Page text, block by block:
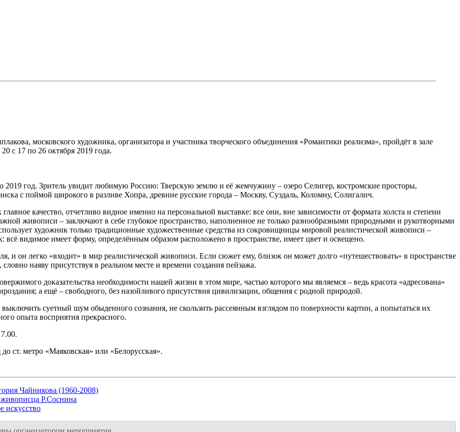
московского художника, организатора и участника творческого объединения «Романтики реализма», пройдёт в зале
с 17 по 26 октября 2019 года.
2019 год. Зритель увидит любимую Россию: Тверскую землю и её жемчужину – озеро Селигер, костромские просторы,
с поймой широкого в разливе Хопра, древние русские города – Москву, Суздаль, Коломну, Солигалич.
качество, отчетливо видное именно на персональной выставке: все они, вне зависимости от формата холста и степени
живописи – заключают в себе глубокое пространство, наполненное не только разнообразными природными и рукотворными
художник только традиционные художественные средства из сокровищницы мировой реалистической живописи –
видимое имеет форму, определённым образом расположено в пространстве, имеет цвет и освещено.
и он легко «входит» в мир реалистической живописи. Если сюжет ему, близок он может долго «путешествовать» в пространстве
наяву присутствуя в реальном месте и времени создания пейзажа.
доказательства необходимости нашей жизни в этом мире, частью которого мы являемся – ведь красота «адресована»
а ещё – свободного, без назойливого присутствия цивилизации, общения с родной природой.
суетный шум обыденного сознания, не скользить рассеянным взглядом по поверхности картин, а попытаться их
опыта восприятия прекрасного.
ст. метро «Маяковская» или «Белорусская».
Чайникова (1960-2008)
Р.Соснина
искусство